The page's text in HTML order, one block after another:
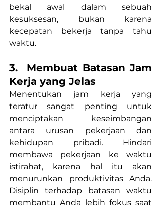
bekal awal dalam sebuah
kesuksesan, bukan karena
kecepatan bekerja tanpa tahu
waktu.
3.  Membuat Batasan Jam
Kerja yang Jelas
Menentukan jam kerja yang
teratur sangat penting untuk
menciptakan keseimbangan
antara urusan pekerjaan dan
kehidupan pribadi. Hindari
membawa pekerjaan ke waktu
istirahat, karena hal itu akan
menurunkan produktivitas Anda.
Disiplin terhadap batasan waktu
membantu Anda lebih fokus saat